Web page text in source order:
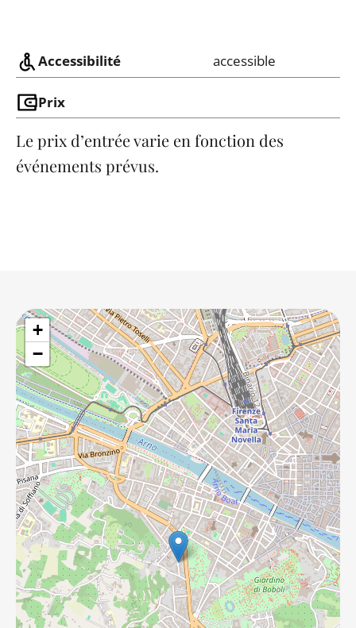
Accessibilité accessible
Prix
Le prix d’entrée varie en fonction des
événements prévus.
+
−